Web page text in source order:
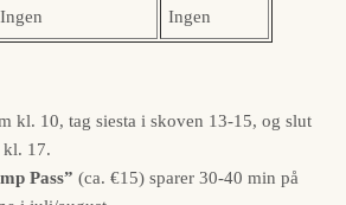
Ingen Ingen
kl. 10, tag siesta i skoven 13-15, og slut
kl. 17.
Pass” (ca. €15) sparer 30-40 min på